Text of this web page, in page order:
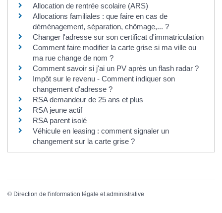
Allocation de rentrée scolaire (ARS)
Allocations familiales : que faire en cas de
déménagement, séparation, chômage,... ?
Changer l'adresse sur son certificat d'immatriculation
Comment faire modifier la carte grise si ma ville ou
ma rue change de nom ?
Comment savoir si j'ai un PV après un flash radar ?
Impôt sur le revenu - Comment indiquer son
changement d'adresse ?
RSA demandeur de 25 ans et plus
RSA jeune actif
RSA parent isolé
Véhicule en leasing : comment signaler un
changement sur la carte grise ?
© Direction de l'information légale et administrative